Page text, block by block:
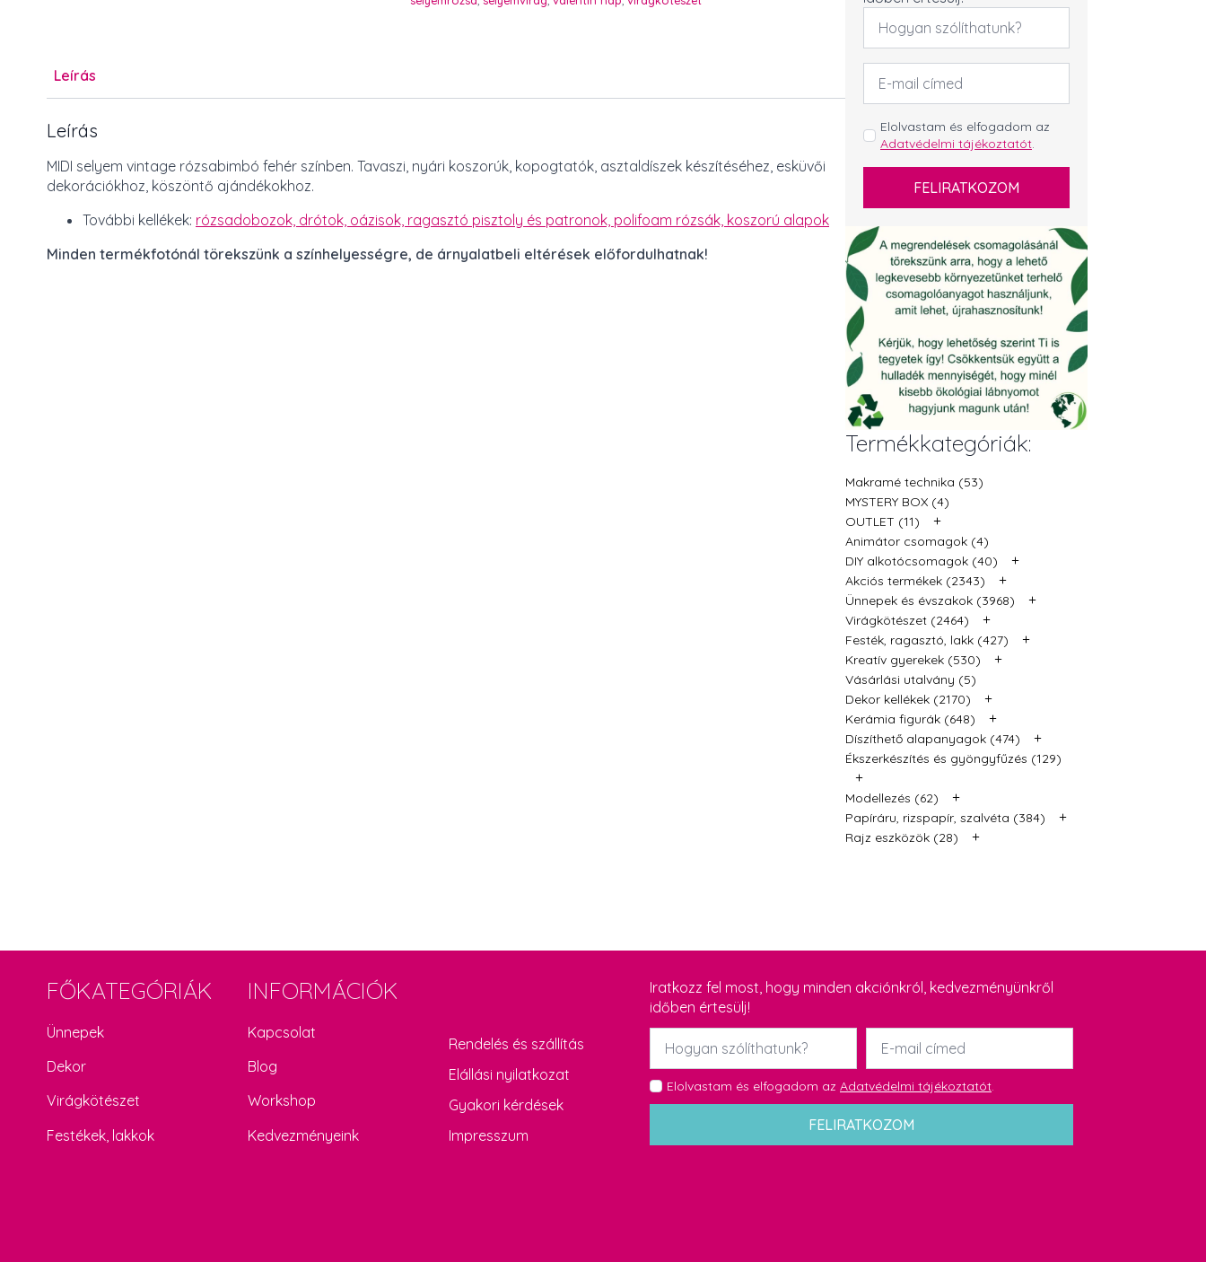
Leírás
Leírás
MIDI selyem vintage rózsabimbó fehér színben. Tavaszi, nyári koszorúk, kopogtatók, asztaldíszek készítéséhez, esküvői
dekorációkhoz, köszöntő ajándékokhoz.
További kellékek: rózsadobozok, drótok, oázisok, ragasztó pisztoly és patronok, polifoam rózsák, koszorú alapok
Minden termékfotónál törekszünk a színhelyességre, de árnyalatbeli eltérések előfordulhatnak!
Név
Email
cím
GDPR
*
Elolvastam és elfogadom az
Adatvédelmi tájékoztatót.
FELIRATKOZOM
Termékkategóriák:
Makramé technika (53)
MYSTERY BOX (4)
OUTLET (11)
+
Animátor csomagok (4)
DIY alkotócsomagok (40)
+
Akciós termékek (2343) +
Ünnepek és évszakok (3968) +
Virágkötészet (2464) +
Festék, ragasztó, lakk (427) +
Kreatív gyerekek (530) +
Vásárlási utalvány (5)
Dekor kellékek (2170)
+
Kerámia figurák (648) +
Díszíthető alapanyagok (474) +
Ékszerkészítés és gyöngyfűzés (129)
+
Modellezés (62) +
Papíráru, rizspapír, szalvéta (384) +
Rajz eszközök (28) +
FŐKATEGÓRIÁK
Ünnepek
Dekor
Virágkötészet
Festékek, lakkok
INFORMÁCIÓK
Kapcsolat
Blog
Workshop
Kedvezményeink
Rendelés és szállítás
Elállási nyilatkozat
Gyakori kérdések
Impresszum
Iratkozz fel most, hogy minden akciónkról, kedvezményünkről
időben értesülj!
Név
Email
GDPR
*
Elolvastam és elfogadom az Adatvédelmi tájékoztatót
FELIRATKOZOM